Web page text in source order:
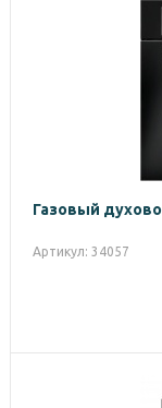
Газовый
Артикул: 34057